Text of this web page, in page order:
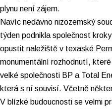
plynu není zájem.
Navíc nedávno nizozemský
týden podnikla společnost
opustit naležiště v texaské
monumentální rozhodnutí,
velké společnosti BP a Total
která s ní souvisí. Včetně
V blízké budoucnosti se velmi